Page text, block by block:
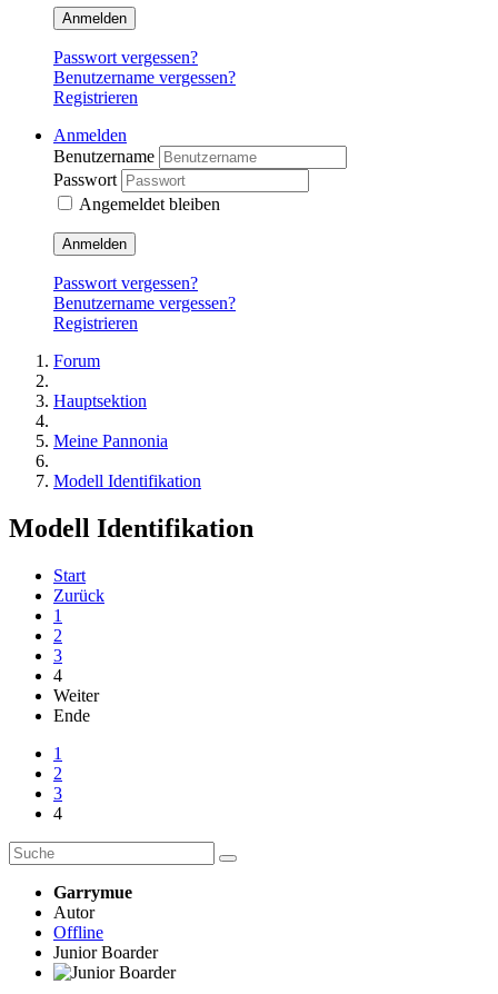
Anmelden
Passwort vergessen?
Benutzername vergessen?
Registrieren
Anmelden
Benutzername
Passwort
Angemeldet bleiben
Anmelden
Passwort vergessen?
Benutzername vergessen?
Registrieren
Forum
Hauptsektion
Meine Pannonia
Modell Identifikation
Modell Identifikation
Start
Zurück
1
2
3
4
Weiter
Ende
1
2
3
4
Garrymue
Autor
Offline
Junior Boarder